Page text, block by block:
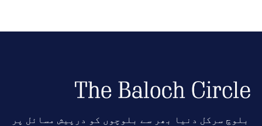
بلوچ سرکل دنیا بھر سے بلوچوں کو درپیش مسائل پر